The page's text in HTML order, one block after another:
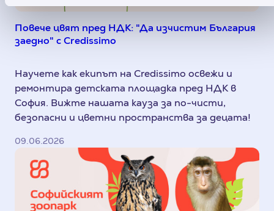
Повече цвят пред НДК: "Да изчистим България
заедно" с Credissimo
Научете как екипът на Credissimo освежи и
ремонтира детската площадка пред НДК в
София. Вижте нашата кауза за по-чисти,
безопасни и цветни пространства за децата!
09.06.2026